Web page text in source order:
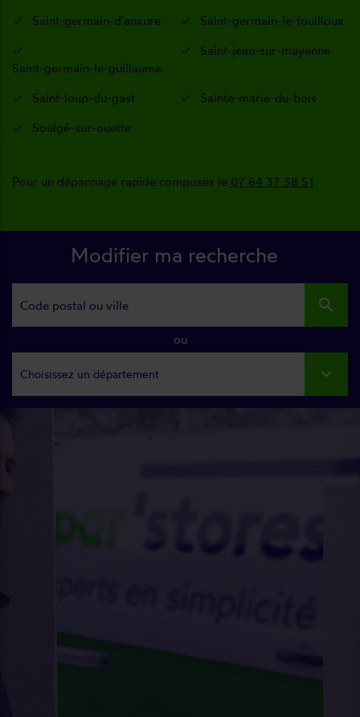
Saint-germain-d'anxure Saint-germain-le-fouilloux
Saint-germain-le-guillaume
Saint-jean-sur-mayenne
Saint-loup-du-gast
Sainte-marie-du-bois
Soulgé-sur-ouette
Pour un dépannage rapide composez le 07 64 37 38 51
Modifier ma recherche
search
ou
Choisissez un département